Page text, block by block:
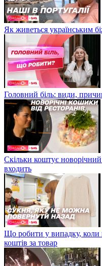
Як живеться українським
Головний біль: види,
Скільки коштує
входить
Що робити у випадку, коли
коштів за товар